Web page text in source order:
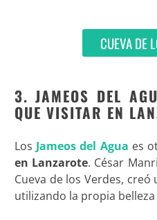
CUEVA DE
3. JAMEOS DEL
QUE VISITAR EN
Los Jameos del Agua es
en Lanzarote. César
Cueva de los Verdes,
utilizando la propia